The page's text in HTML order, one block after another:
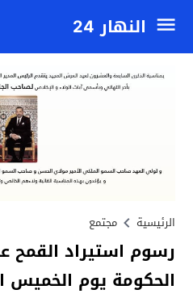
النهار 24
الرئيسية مجتمع
رسوم استيراد
الحكومة يوم الخميس